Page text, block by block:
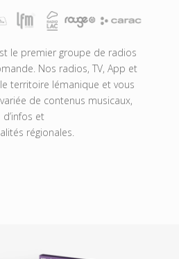
le premier groupe de radios
Nos radios, TV, App et
territoire lémanique et vous
de contenus musicaux,
d’infos et
régionales.